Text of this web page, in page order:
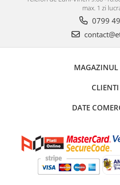
max. 1 zi
0799
MAGAZINUL
CLIENTI
DATE